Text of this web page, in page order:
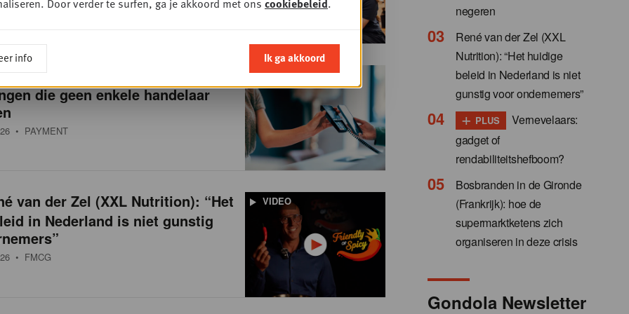
• RETAIL
die geen enkele handelaar
• PAYMENT
VIDEO
van der Zel (XXL Nutrition): “Het
in Nederland is niet gunstig
• FMCG
negeren
René van der Zel (XXL
Nutrition): “Het huidige
beleid in Nederland is niet
gunstig voor ondernemers”
+ PLUS
Vernevelaars:
gadget of
rendabiliteitshefboom?
Bosbranden in de Gironde
(Frankrijk): hoe de
supermarktketens zich
organiseren in deze crisis
Gondola Newsletter
Door verder te surfen, ga je akkoord met ons cookiebeleid.
info Ik ga akkoord